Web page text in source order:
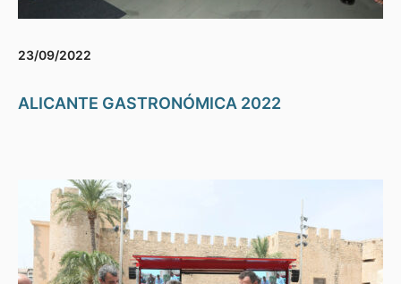
23/09/2022
ALICANTE GASTRONÓMICA 2022